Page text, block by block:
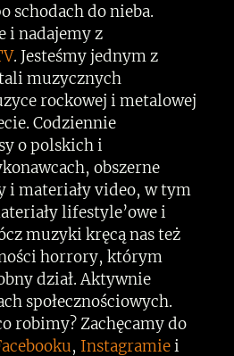
schodach do nieba.
i nadajemy z
. Jesteśmy jednym z
muzycznych
rockowej i metalowej
Codziennie
o polskich i
obszerne
i materiały video, w tym
lifestyle’owe i
muzyki kręcą nas też
horrory, którym
dział. Aktywnie
społecznościowych.
robimy? Zachęcamy do
, Instagramiei